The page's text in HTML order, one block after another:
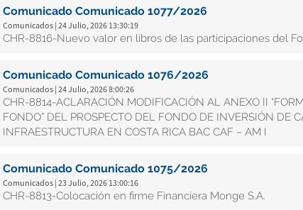
Comunicado Comunicado 1077/2026
Comunicados | 24 Julio, 2026 13:30:19
CHR-8816-Nuevo valor en libros de las participaciones del
Comunicado Comunicado 1076/2026
Comunicados | 24 Julio, 2026 8:00:26
CHR-8814-ACLARACIÓN MODIFICACIÓN AL ANEXO II
FONDO” DEL PROSPECTO DEL FONDO DE INVERSIÓN DE
INFRAESTRUCTURA EN COSTA RICA BAC CAF – AM I
Comunicado Comunicado 1075/2026
Comunicados | 23 Julio, 2026 13:00:16
CHR-8813-Colocación en firme Financiera Monge S.A.